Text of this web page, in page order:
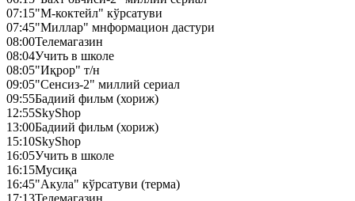
07:15"М-коктейл" кўрсатуви
07:45"Миллар" мнформацион дастури
08:00Телемагазин
08:04Учить в школе
08:05"Иқрор" т/н
09:05"Сенсиз-2" миллий сериал
09:55Бадиий фильм (хориж)
12:55SkyShop
13:00Бадиий фильм (хориж)
15:10SkyShop
16:05Учить в школе
16:15Мусиқа
16:45"Акула" кўрсатуви (терма)